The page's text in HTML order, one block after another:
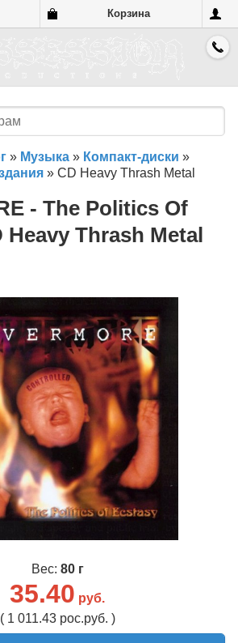
Корзина
» Музыка » Компакт-диски »
» CD Heavy Thrash Metal
- The Politics Of
Heavy Thrash Metal
Вес: 80 г
35.40 руб.
( 1 011.43 рос.руб. )